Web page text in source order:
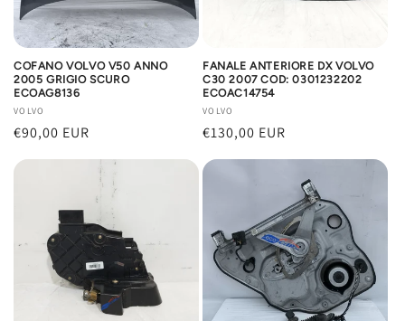
COFANO VOLVO V50 ANNO
2005 GRIGIO SCURO
ECOAG8136
Produttore:
VOLVO
Prezzo
€90,00 EUR
FANALE ANTERIORE DX VOLVO
C30 2007 COD: 0301232202
ECOAC14754
Produttore:
VOLVO
Prezzo
listino
€130,00 EUR